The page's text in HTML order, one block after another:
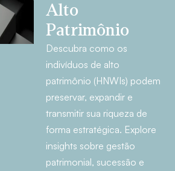
Alto
Patrimônio
Descubra como os
indivíduos de alto
patrimônio (HNWIs) podem
preservar, expandir e
transmitir sua riqueza de
forma estratégica. Explore
insights sobre gestão
patrimonial, sucessão e